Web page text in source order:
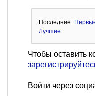
Последние
Лучшие
Чтобы оставить
Войти через